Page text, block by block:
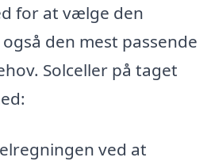
for at vælge den
den mest passende
Solceller på taget
ved at